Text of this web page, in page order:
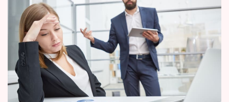
Seriály
Horoskopy
Sledujte prima+
Filmový festival Karlovy Vary